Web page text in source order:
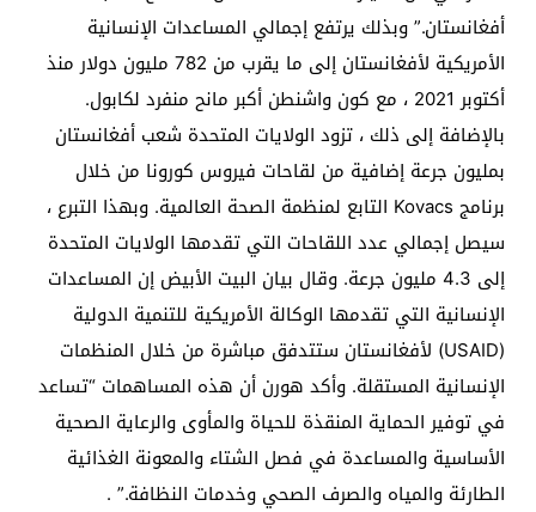
أفغانستان.” وبذلك يرتفع إجمالي المساعدات الإنسانية
الأمريكية لأفغانستان إلى ما يقرب من 782 مليون دولار منذ
أكتوبر 2021 ، مع كون واشنطن أكبر مانح منفرد لكابول.
بالإضافة إلى ذلك ، تزود الولايات المتحدة شعب أفغانستان
بمليون جرعة إضافية من لقاحات فيروس كورونا من خلال
برنامج Kovacs التابع لمنظمة الصحة العالمية. وبهذا التبرع ،
سيصل إجمالي عدد اللقاحات التي تقدمها الولايات المتحدة
إلى 4.3 مليون جرعة. وقال بيان البيت الأبيض إن المساعدات
الإنسانية التي تقدمها الوكالة الأمريكية للتنمية الدولية
(USAID) لأفغانستان ستتدفق مباشرة من خلال المنظمات
الإنسانية المستقلة. وأكد هورن أن هذه المساهمات “تساعد
في توفير الحماية المنقذة للحياة والمأوى والرعاية الصحية
الأساسية والمساعدة في فصل الشتاء والمعونة الغذائية
الطارئة والمياه والصرف الصحي وخدمات النظافة.” .